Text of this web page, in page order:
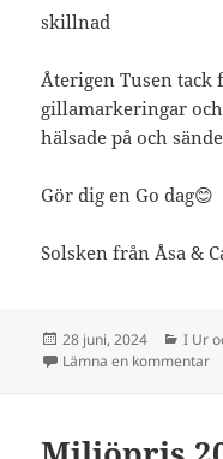
skillnad
Återigen Tusen
gillamarkeringar
hälsade på och
Gör dig en Go dag😊
Solsken från Åsa &
Postat
28 juni, 2024 I Ur
Lämna en kommentar